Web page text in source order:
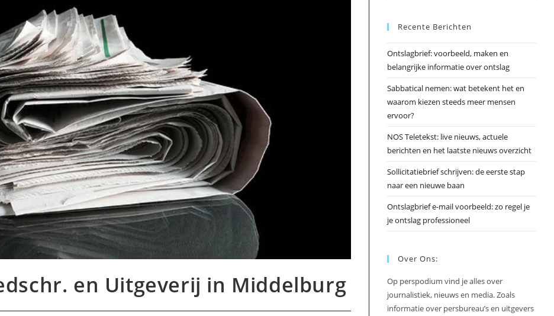
en Uitgeverij in Middelburg
Recente Berichten
Ontslagbrief: voorbeeld, maken en
belangrijke informatie over ontslag
Sabbatical nemen: wat betekent het en
waarom kiezen steeds meer mensen
ervoor?
NOS Teletekst: live nieuws, actuele
berichten en het laatste nieuws overzicht
Sollicitatiebrief schrijven: de eerste stap
naar een nieuwe baan
Ontslagbrief e-mail voorbeeld: zo regel je
je ontslag professioneel
Over Ons:
Op perspodium vind je alles over
journalistiek, nieuws en media. Zoals
informatie over persbureau’s en uitgevers